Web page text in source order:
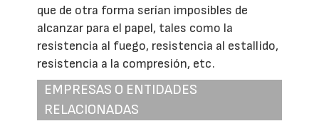
que de otra forma serían imposibles de
alcanzar para el papel, tales como la
resistencia al fuego, resistencia al estallido,
resistencia a la compresión, etc.
EMPRESAS O ENTIDADES
RELACIONADAS